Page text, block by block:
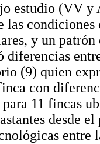
estudio (VV y
las
y un
diferencias
(9) quien
con
11 fincas
desde
entre